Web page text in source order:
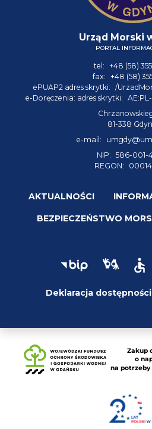
Urząd Morski
PORTAL
tel: +48 (58)
fax: +48 (58)
ePUAP2 adres skrytki: /
e-Doręczenia: adres skrytki:
81-338
e-mail:
NIP: 586-001-
REGON:
AKTUALNOŚCI
BEZPIECZEŃSTWO
Deklaracja dostępności